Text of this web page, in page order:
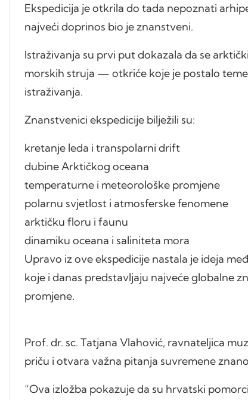
Ekspedicija je otkrila do tada nepoznati
najveći doprinos bio je znanstveni.
Istraživanja su prvi put dokazala da se
morskih struja — otkriće koje je postalo
istraživanja.
Znanstvenici ekspedicije bilježili su:
kretanje leda i transpolarni drift
dubine Arktičkog oceana
temperaturne i meteorološke promjene
polarnu svjetlost i atmosferske fenomene
arktičku floru i faunu
dinamiku oceana i saliniteta mora
Upravo iz ove ekspedicije nastala je ideja
koje i danas predstavljaju najveće globalne
promjene.
Prof. dr. sc. Tatjana Vlahović, ravnateljica
priču i otvara važna pitanja suvremene
“Ova izložba pokazuje da su hrvatski